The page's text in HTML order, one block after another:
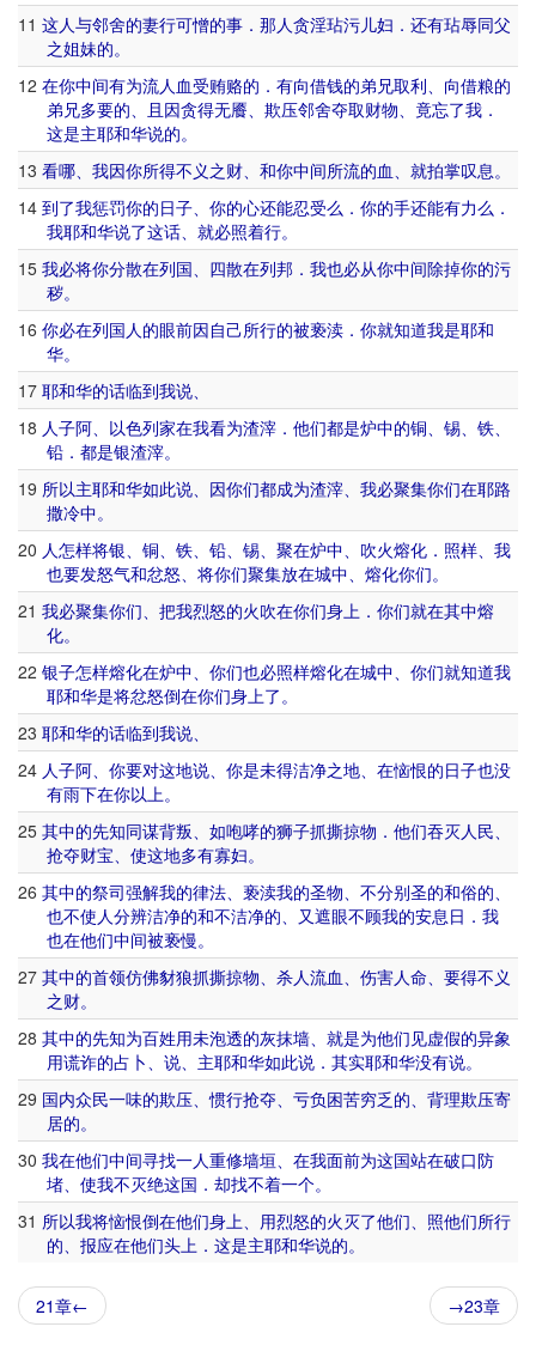
11 这人与邻舍的妻行可憎的事 ． 那人贪淫玷污儿妇 ． 还有玷辱同父
之姐妹的。
12 在你中间有为流人血受贿赂的 ． 有向借钱的弟兄取利、 向借粮的
弟兄多要的、 且 因贪得无餍、 欺压邻舍夺取财物、 竟忘了我．
这是主耶和华说的。
13 看哪、 我因你所得不义之财、 和你中间所流的血、 就拍掌叹息。
14 到了我惩罚你的日子、 你的心还能忍受么 ． 你的手还能有力么 ．
我耶和华说了这话、 就必照着行。
15 我必将你分散在列国、 四散在列邦 ． 我也必从你中间除掉你的污
秽。
16 你必在列国人的眼前因自己所行的被亵渎 ． 你就知道我是耶和
华。
17 耶和华的话临到我说、
18 人子阿、 以色列家在我看为渣滓 ． 他们都是炉中的铜、 锡、 铁、
铅． 都是银渣滓。
19 所以主耶和华如此说、 因你们都成为渣滓、 我必聚集你们在耶路
撒冷中。
20 人怎样将银、 铜、 铁、 铅、 锡、 聚在炉中、 吹火熔化 ． 照样、 我
也要发怒气和忿怒、 将你们聚集放在城中、 熔化你们。
21 我必聚集你们、 把我烈怒的火吹在你们身上 ． 你们就在其中熔
化。
22 银子怎样熔化在炉中、 你们也必照样熔化在城中、 你们就知道我
耶和华是将忿怒倒在你们身上了。
23 耶和华的话临到我说、
24 人子阿、 你要对这地说、 你是未得洁净之地、 在恼恨的日子也没
有雨下在你以上。
25 其中的先知同谋背叛、 如咆哮的狮子抓撕掠物 ． 他们吞灭人民、
抢夺财宝、 使这地多有寡妇。
26 其中的祭司强解我的律法、 亵渎我的圣物、 不分别圣的和俗的、
也不使人分辨洁净的和不洁净的、 又遮眼不顾我的安息日 ． 我
也在他们中间被亵慢。
27 其中的首领仿佛豺狼抓撕掠物、 杀人流血、 伤害人命、 要得不义
之财。
28 其中的先知为百姓用未泡透的灰抹墙、 就是为他们见虚假的异象
用谎诈的占卜、 说、 主耶和华如此说． 其实耶和华没有说。
29 国内众民一味的欺压、惯行抢夺、 亏负困苦穷乏的、 背理欺压寄
居的。
30 我在他们中间寻找一人重修墙垣、 在我面前为这国站在破口防
堵、 使我不灭绝这国 ． 却找不着一个。
31 所以我将恼恨倒在他们身上、 用烈怒的火灭了他们、 照他们所行
的、 报应在他们头上． 这是主耶和华说的。
21章← →23章